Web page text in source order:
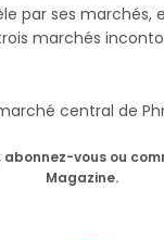
par ses
marchés
central de
vous ou
Magazine.